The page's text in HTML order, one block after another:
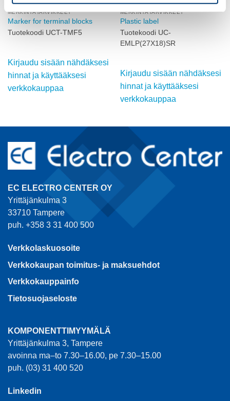
MERKINTÄTARVIKKEET
Marker for terminal blocks
Tuotekoodi UCT-TMF5
Kirjaudu sisään nähdäksesi
hinnat ja käyttääksesi
verkkokauppaa
MERKINTÄTARVIKKEET
Plastic label
Tuotekoodi UC-
EMLP(27X18)SR
Kirjaudu sisään nähdäksesi
hinnat ja käyttääksesi
verkkokauppaa
EC ELECTRO CENTER OY
Yrittäjänkulma 3
33710 Tampere
puh. +358 3 31 400 500
Verkkolaskuosoite
Verkkokaupan toimitus- ja maksuehdot
Verkkokauppainfo
Tietosuojaseloste
KOMPONENTTIMYYMÄLÄ
Yrittäjänkulma 3, Tampere
avoinna ma–to 7.30–16.00, pe 7.30–15.00
puh. (03) 31 400 520
Linkedin